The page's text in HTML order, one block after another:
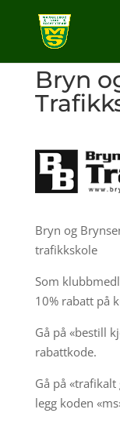
Bryn
Bryn og
trafikkskole
Som
10% rabatt på
Gå på «bestill
rabattkode.
Gå på
legg koden